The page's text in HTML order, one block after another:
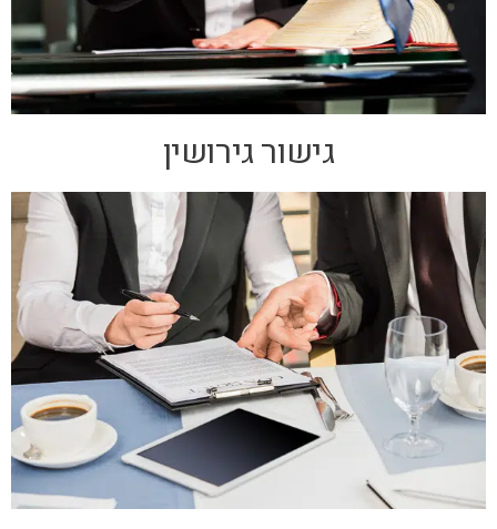
גישור גירושין